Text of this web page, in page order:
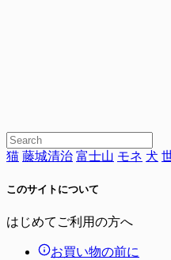
猫 藤城清治 富士山 モネ 犬
このサイトについて
はじめてご利用の方へ
お買い物の前に